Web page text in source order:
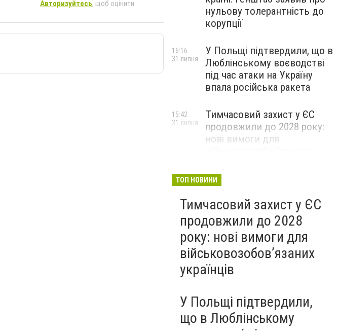
Авторизуйтесь, щоб оцінити
нульову толерантність до
корупції
У Польщі підтвердили, що в
Люблінському воєводстві
під час атаки на Україну
впала російська ракета
16:16
31 липня
Тимчасовий захист у ЄС
продовжили до 2028 року:
нові вимоги для
15:42
31 липня
ТОП НОВИНИ
Тимчасовий захист у ЄС
продовжили до 2028
року: нові вимоги для
військовозобов’язаних
українців
У Польщі підтвердили,
що в Люблінському